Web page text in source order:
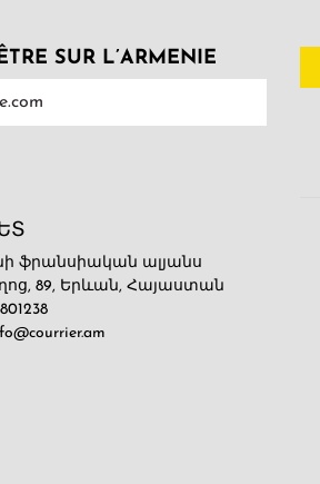
SUR L’ARMENIE
ֆրանսիական ալյանս
89, Երևան, Հայաստան